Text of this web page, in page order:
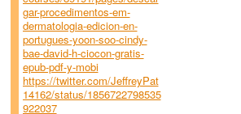
gar-procedimentos-em-
dermatologia-edicion-en-
portugues-yoon-soo-cindy-
bae-david-h-ciocon-gratis-
epub-pdf-y-mobi
https://twitter.com/JeffreyPat
14162/status/1856722798535
922037